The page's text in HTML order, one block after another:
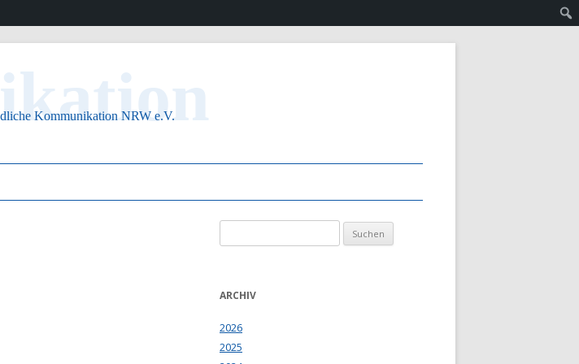
Zum Inhalt springen
nach:
ARCHIV
2026
2025